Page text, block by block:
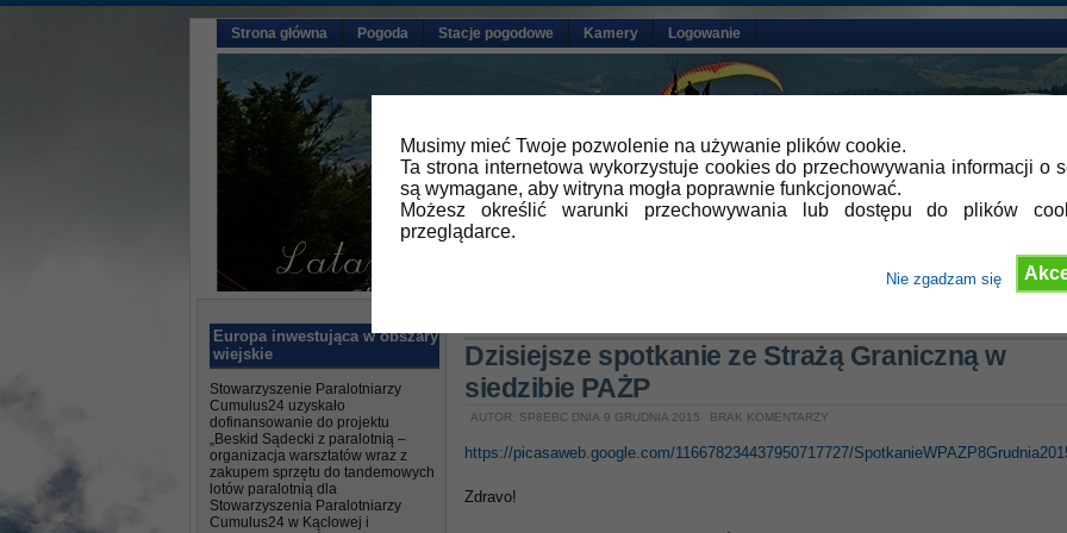
Musimy mieć Twoje pozwolenie na używanie plików cookie.
Ta strona internetowa wykorzystuje cookies do przechowywania informacji o
są wymagane, aby witryna mogła poprawnie funkcjonować.
Możesz określić warunki przechowywania lub dostępu do plików
przeglądarce.
Nie zgadzam się
Strona główna Pogoda Stacje pogodowe Kamery Logowanie
Europa inwestująca w obszary
wiejskie
Stowarzyszenie Paralotniarzy
Cumulus24 uzyskało
dofinansowanie do projektu
„Beskid Sądecki z paralotnią –
organizacja warsztatów wraz z
zakupem sprzętu do tandemowych
lotów paralotnią dla
Stowarzyszenia Paralotniarzy
Cumulus24 w Kąclowej i
Dzisiejsze spotkanie ze Strażą Graniczną w
siedzibie PAŻP
AUTOR: SP8EBC DNIA 9 GRUDNIA 2015 BRAK KOMENTARZY
https://picasaweb.google.com/116678234437950717727/
Zdravo!